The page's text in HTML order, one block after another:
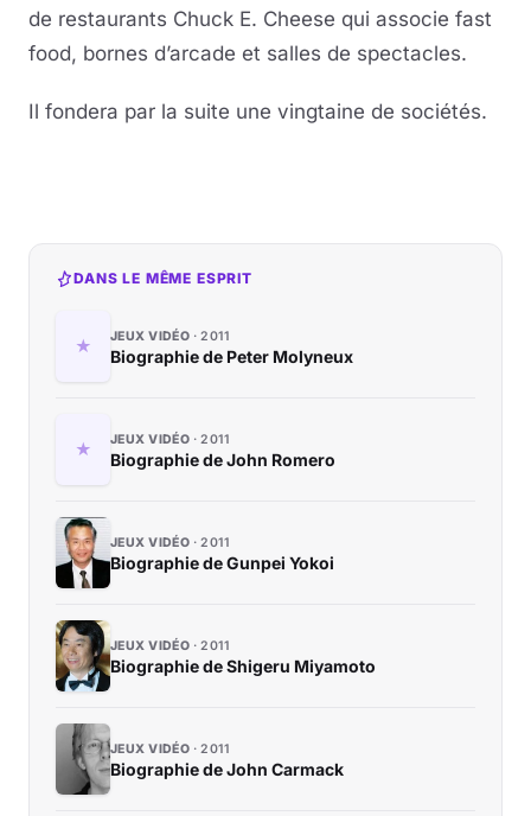
de restaurants Chuck E. Cheese qui associe fast
food, bornes d’arcade et salles de spectacles.
Il fondera par la suite une vingtaine de sociétés.
DANS LE MÊME ESPRIT
JEUX VIDÉO 2011
Biographie de Peter Molyneux
JEUX VIDÉO 2011
Biographie de John Romero
JEUX VIDÉO 2011
Biographie de Gunpei Yokoi
JEUX VIDÉO 2011
Biographie de Shigeru Miyamoto
JEUX VIDÉO 2011
Biographie de John Carmack